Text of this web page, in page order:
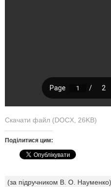
Скачати файл (DOCX, 26KB)
Поділитися цим:
(за підручником В. О. Науменко)